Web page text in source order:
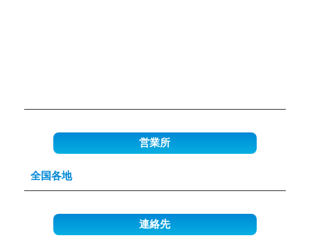
営業所
全国各地
連絡先